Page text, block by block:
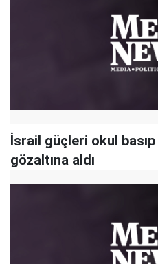
İsrail güçleri okul
gözaltına aldı